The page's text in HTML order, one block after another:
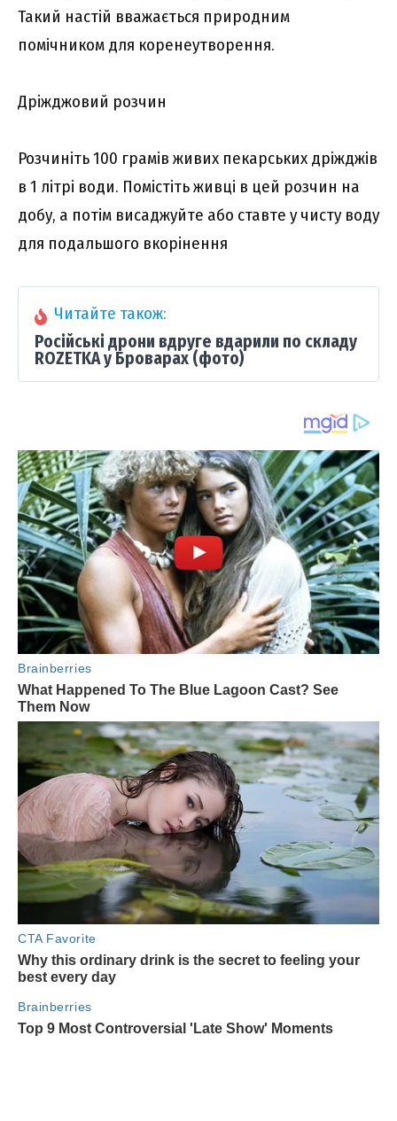
Такий настій вважається природним
помічником для коренеутворення.
Дріжджовий розчин
Розчиніть 100 грамів живих пекарських дріжджів
в 1 літрі води. Помістіть живці в цей розчин на
добу, а потім висаджуйте або ставте у чисту воду
для подальшого вкорінення
Читайте також:
Російські дрони вдруге вдарили по складу
ROZETKA у Броварах (фото)